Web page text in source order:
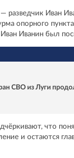
разведчик Иван
опорного
Иванин был
СВО из Луги
что
и остаются